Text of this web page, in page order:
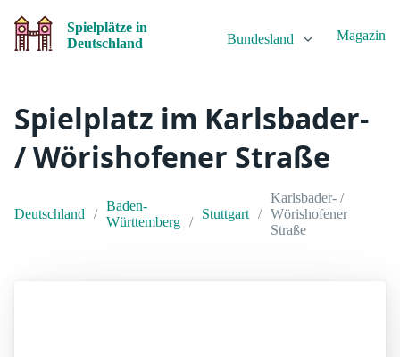
Spielplätze in
Deutschland
Bundesland Magazin
Spielplatz im Karlsbader-
/ Wörishofener Straße
Deutschland
Baden-
Württemberg
Stuttgart
Karlsbader- /
Wörishofener
Straße